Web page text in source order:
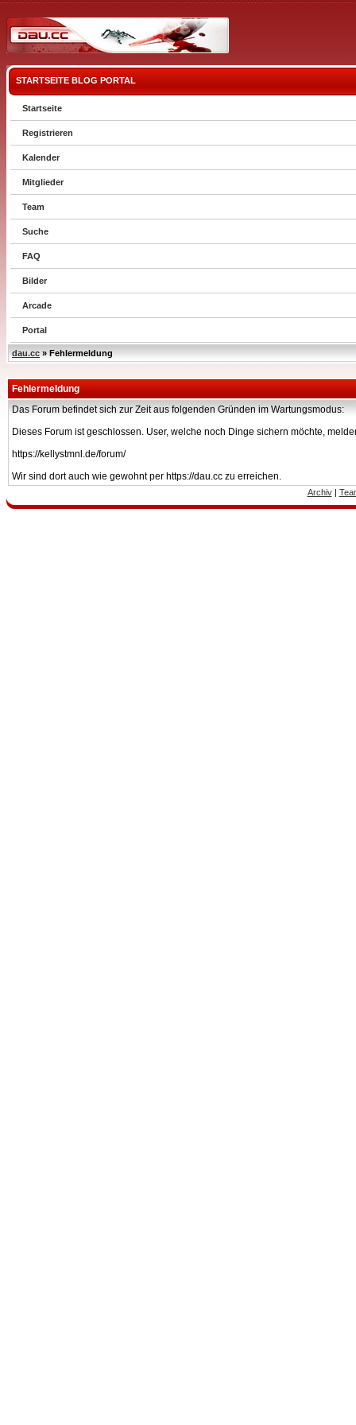
STARTSEITE BLOG PORTAL
Startseite
Registrieren
Kalender
Mitglieder
Team
Suche
FAQ
Bilder
Arcade
Portal
dau.cc » Fehlermeldung
Fehlermeldung
Das Forum befindet sich zur Zeit aus folgenden Gründen im Wartungsmodus:
Dieses Forum ist geschlossen. User, welche noch Dinge sichern möchte,
https://kellystmnl.de/forum/
Wir sind dort auch wie gewohnt per https://dau.cc zu erreichen.
Archiv|